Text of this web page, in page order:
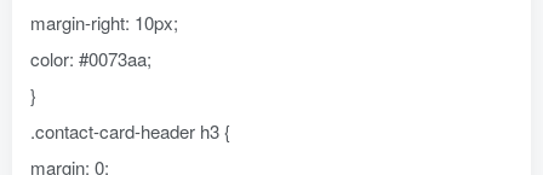
margin-right: 10px;
color: #0073aa;
}
.contact-card-header h3 {
margin: 0;